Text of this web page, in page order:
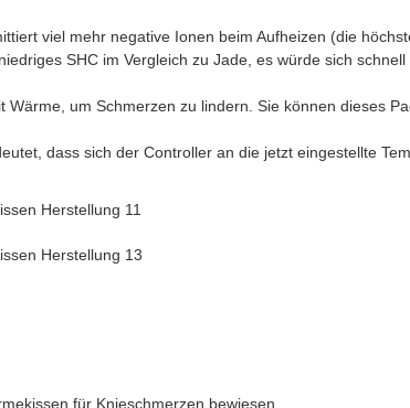
viel mehr negative Ionen beim Aufheizen (die
SHC im Vergleich zu Jade, es würde sich
um Schmerzen zu lindern. Sie können dieses
dass sich der Controller an die jetzt eingestellte
für Knieschmerzen bewiesen.